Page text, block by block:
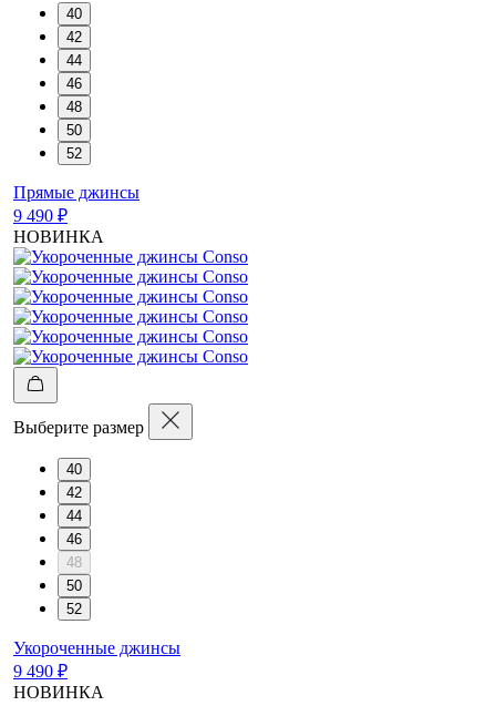
40
42
44
46
48
50
52
Прямые джинсы
9 490 ₽
НОВИНКА
Выберите размер
40
42
44
46
48
50
52
Укороченные джинсы
9 490 ₽
НОВИНКА